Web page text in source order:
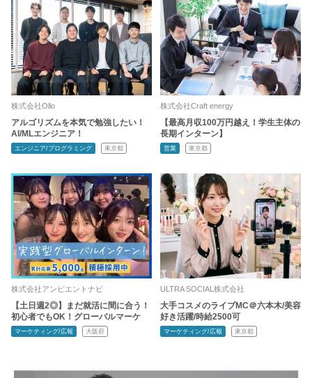
株式会社Ollo
アルゴリズムを本気で勉強したい！
AI/MLエンジニア！
エンジニア/プログラミング 東京都
株式会社Craft energy
【最高月収100万円越え！学生主体の
長期インターン】
営業 東京都
株式会社アンビエントナビ
【土日週2◎】まだ就活に間に合う！
初心者でもOK！グローバルマーケ
マーケティング/広報 大阪府
ULTRA SOCIAL株式会社
大手コスメのライブMC＠六本木/美容
好き活躍/時給2500可
マーケティング/広報 東京都